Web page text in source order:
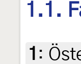
1.1.
1 :